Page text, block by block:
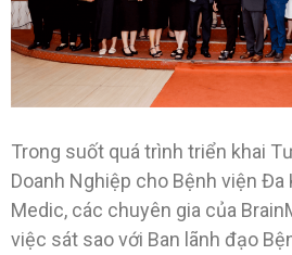
Trong suốt quá trình triển khai
Doanh Nghiệp cho Bệnh viện Đa
Medic, các chuyên gia của
việc sát sao với Ban lãnh đạo